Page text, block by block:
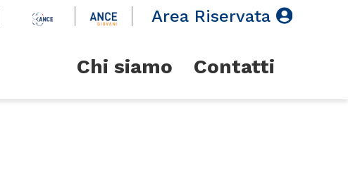
Area Riservata
Chi siamo Contatti